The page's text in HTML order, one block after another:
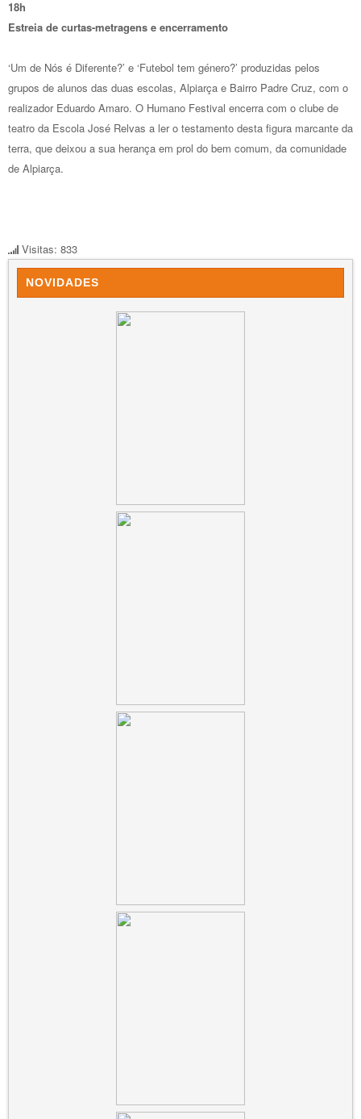
18h
Estreia de curtas-metragens e encerramento
‘Um de Nós é Diferente?’ e ‘Futebol tem género?’ produzidas pelos
grupos de alunos das duas escolas, Alpiarça e Bairro Padre Cruz, com o
realizador Eduardo Amaro. O Humano Festival encerra com o clube de
teatro da Escola José Relvas a ler o testamento desta figura marcante da
terra, que deixou a sua herança em prol do bem comum, da comunidade
de Alpiarça.
Visitas: 833
NOVIDADES